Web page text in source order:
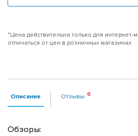
*Цена действительна только для интернет-
отличаться от цен в розничных магазинах
Описание Отзывы
Обзоры: